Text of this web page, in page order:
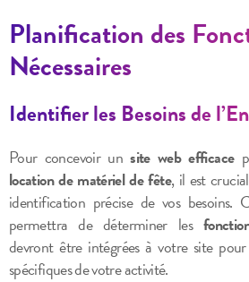
Planification des
Nécessaires
Identifier les Besoins de
Pour concevoir unsite web efficace
location de matériel de fête, il est
identification précise de vos besoins.
permettra de déterminer les
devront être intégrées à votre site
spécifiques de votre activité.